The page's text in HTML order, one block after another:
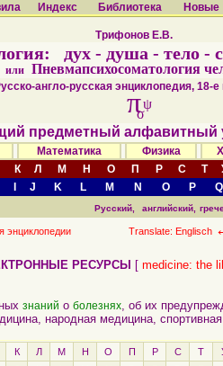
Индекс Библиотека Новые
Трифонов Е.В.
дух - душа - тело -
или Пневмапсихосоматология
англо-русская энциклопедия, 18-е
πψ
σ
предметный алфавитный
Математика Физика
К Л М Н О П Р С Т
J K L M N O P Q
Русский, английский,
энциклопедии Translate: Englisch
РЕСУРСЫ [ medicine: the
знаний о болезнях, об их
народная медицина,
К Л М Н О П Р С Т